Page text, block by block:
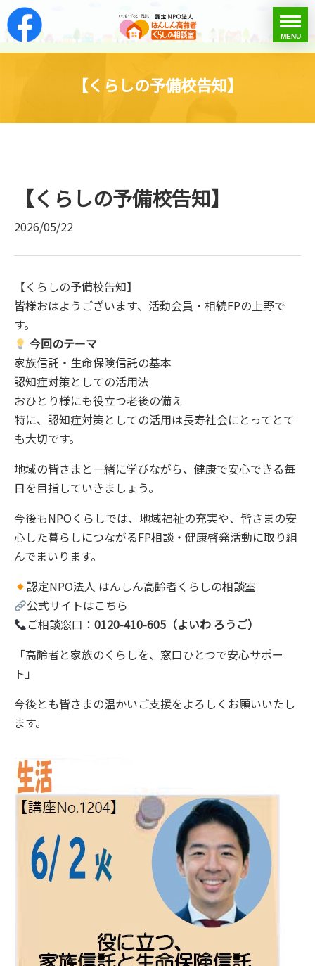
はんしん高齢者くら
toggle
menu
MENU
【くらしの予備校告知】
【くらしの予備校告知】
2026/05/22
【くらしの予備校告知】
皆様おはようございます、活動会員・相続FPの上野で
す。
今回のテーマ
家族信託・生命保険信託の基本
認知症対策としての活用法
おひとり様にも役立つ老後の備え
特に、認知症対策としての活用は長寿社会にとってとて
も大切です。
地域の皆さまと一緒に学びながら、健康で安心できる毎
日を目指していきましょう。
今後もNPOくらしでは、地域福祉の充実や、皆さまの安
心した暮らしにつながるFP相談・健康啓発活動に取り組
んでまいります。
認定NPO法人 はんしん高齢者くらしの相談室
公式サイトはこちら
ご相談窓口：0120-410-605（よいわ ろうご）
「高齢者と家族のくらしを、窓口ひとつで安心サポー
ト」
今後とも皆さまの温かいご支援をよろしくお願いいたし
ます。